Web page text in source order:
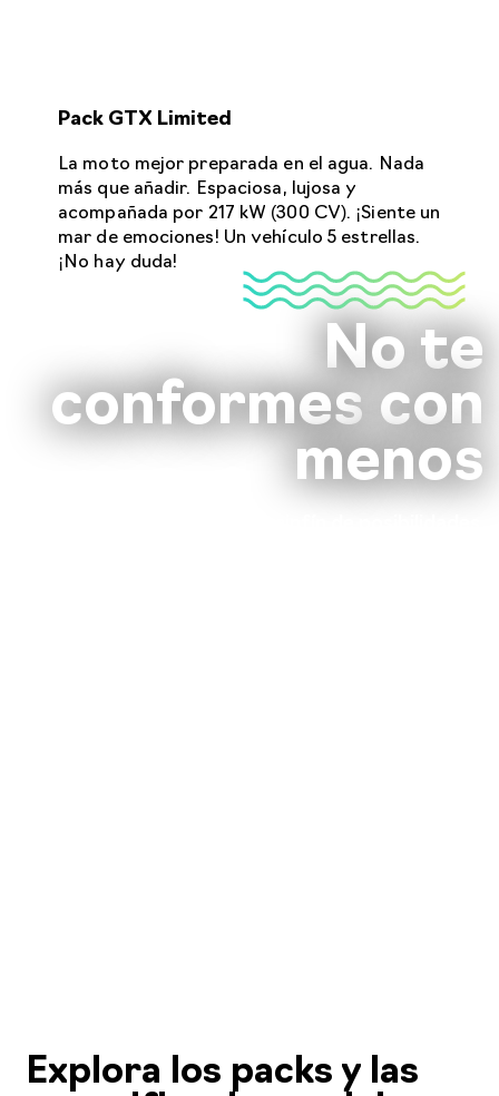
Pack GTX Limited
La moto mejor preparada en el agua. Nada
más que añadir. Espaciosa, lujosa y
acompañada por 217 kW (300 CV). ¡Siente un
mar de emociones! Un vehículo 5 estrellas.
¡No hay duda!
No te
conformes con
menos
Explora los packs y las